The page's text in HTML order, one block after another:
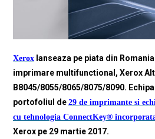
Xeroxlanseaza pe piata din
imprimare multifunctional, Xerox
B8045/8055/8065/8075/8090.
portofoliul de 29 de imprimante si
cu tehnologia ConnectKey®
Xerox pe 29 martie 2017.